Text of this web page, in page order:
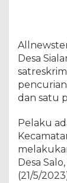
Desa
dan satu
Pelaku
Desa
(21/5/